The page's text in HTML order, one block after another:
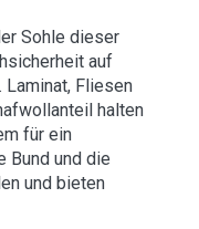
Sohle dieser
auf
Laminat, Fliesen
halten
für ein
Bund und die
und bieten